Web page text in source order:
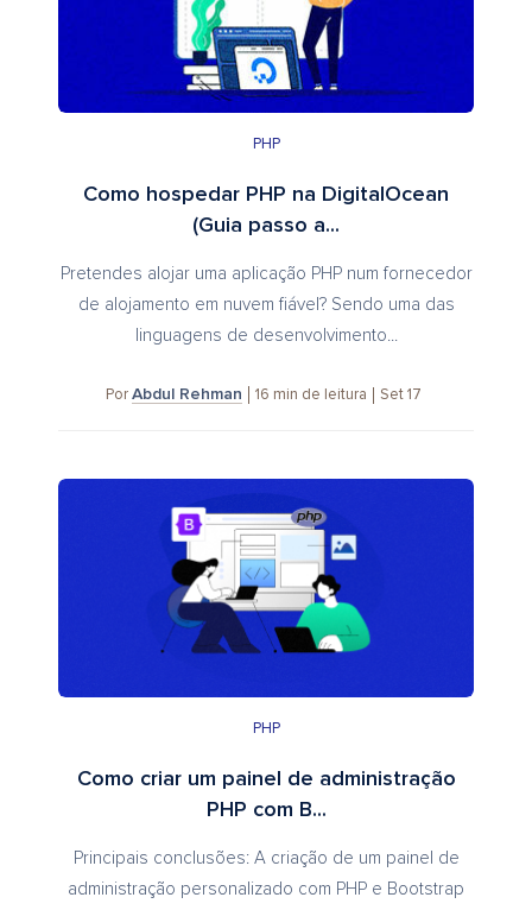
PHP
Como hospedar PHP na DigitalOcean
(Guia passo a...
Pretendes alojar uma aplicação PHP num fornecedor
de alojamento em nuvem fiável? Sendo uma das
linguagens de desenvolvimento...
Por Abdul Rehman 16 min de leitura Set 17
PHP
Como criar um painel de administração
PHP com B...
Principais conclusões: A criação de um painel de
administração personalizado com PHP e Bootstrap